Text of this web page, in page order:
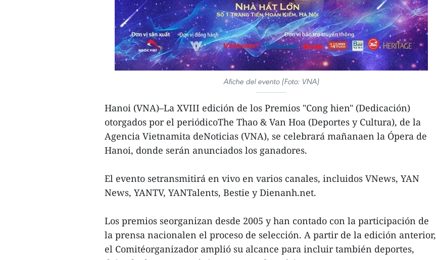
Afiche del evento (Foto: VNA)
Hanoi (VNA)–La XVIII edición de los Premios "Cong hien" (Dedicación)
otorgados por el periódicoThe Thao & Van Hoa (Deportes y Cultura), de la
Agencia Vietnamita deNoticias (VNA), se celebrará mañanaen la Ópera de
Hanoi, donde serán anunciados los ganadores.
El evento setransmitirá en vivo en varios canales, incluidos VNews, YAN
News, YANTV, YANTalents, Bestie y Dienanh.net.
Los premios seorganizan desde 2005 y han contado con la participación de
la prensa nacionalen el proceso de selección. A partir de la edición anterior,
el Comitéorganizador amplió su alcance para incluir también deportes,